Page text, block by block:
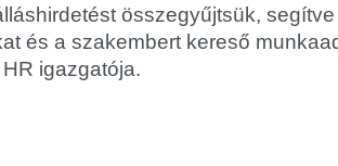
összegyűjtsük,
és a szakembert kereső
igazgatója.